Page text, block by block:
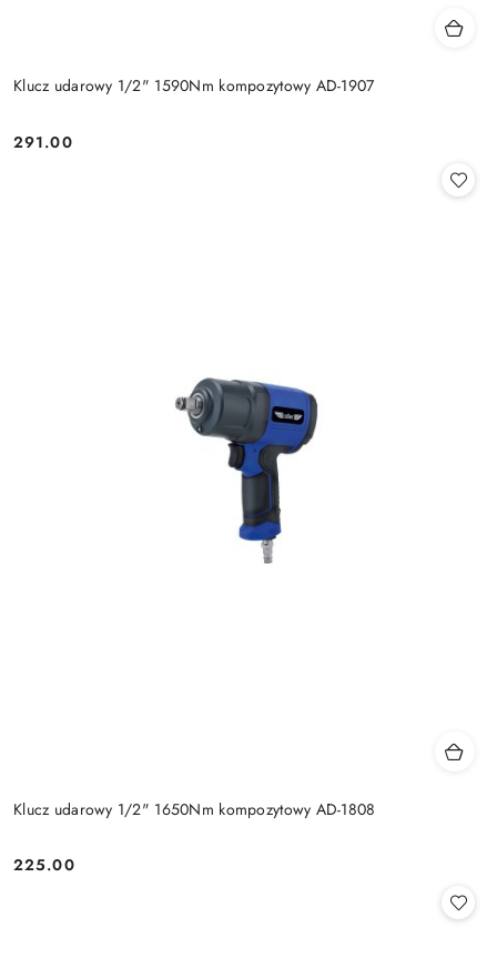
Klucz udarowy 1/2" 1590Nm kompozytowy AD-1907
Cena:
291.00
Klucz udarowy 1/2" 1650Nm kompozytowy AD-1808
Cena:
225.00